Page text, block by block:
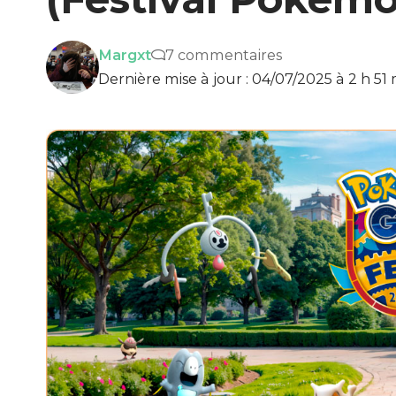
Dernière mise à jour : 04/07/2025 à 2 h 51
Margxt 7 commentaires